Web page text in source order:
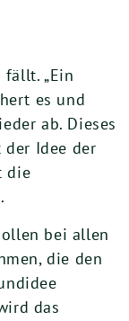
„Ein
es und
ab. Dieses
Idee der
die
bei allen
die den
das